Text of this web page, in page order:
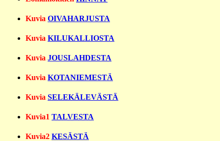
Kuvia OIVAHARJUSTA
Kuvia KILUKALLIOSTA
Kuvia JOUSLAHDESTA
Kuvia KOTANIEMESTÄ
Kuvia SELEKÄLEVÄSTÄ
Kuvia1 TALVESTA
Kuvia2 KESÄSTÄ